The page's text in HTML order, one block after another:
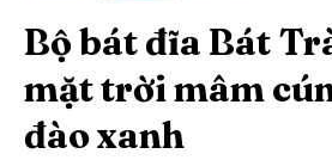
Bộ bát đĩa Bát
mặt trời mâm
đào xanh